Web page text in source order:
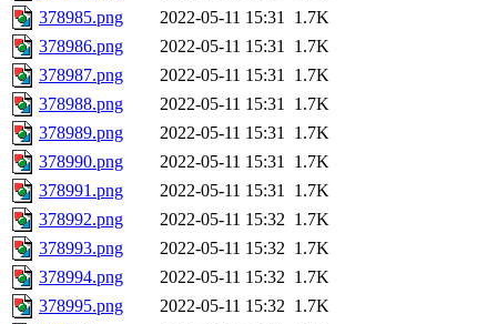
378985.png
2022-05-11 15:31 1.7K
378986.png
2022-05-11 15:31 1.7K
378987.png
2022-05-11 15:31 1.7K
378988.png
2022-05-11 15:31 1.7K
378989.png
2022-05-11 15:31 1.7K
378990.png
2022-05-11 15:31 1.7K
378991.png
2022-05-11 15:31 1.7K
378992.png
2022-05-11 15:32 1.7K
378993.png
2022-05-11 15:32 1.7K
378994.png
2022-05-11 15:32 1.7K
378995.png
2022-05-11 15:32 1.7K